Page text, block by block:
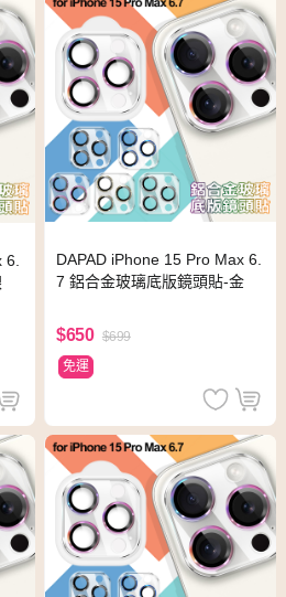
6.
DAPAD iPhone 15 Pro Max 6.
7 鋁合金玻璃底版鏡頭貼-金
$650 $699
免運